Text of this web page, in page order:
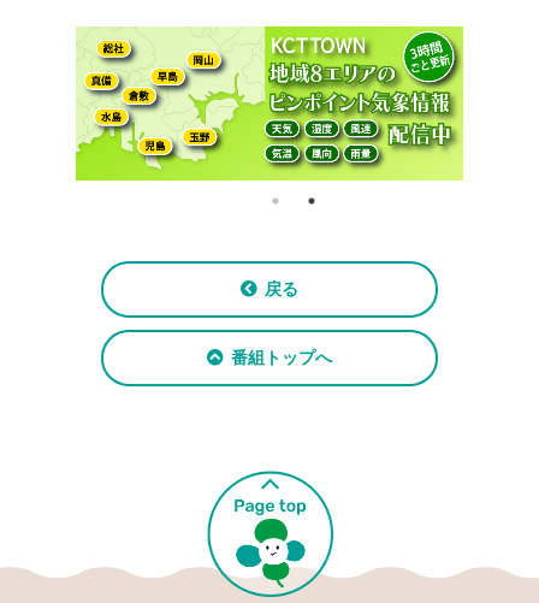
戻る
番組トップへ